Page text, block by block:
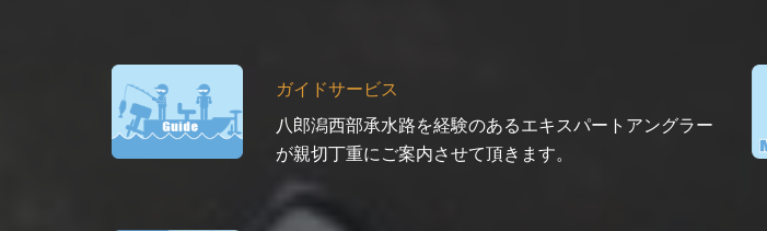
ガイドサービス
八郎潟西部承水路を経験のあるエキスパートアングラー
が親切丁重にご案内させて頂きます。